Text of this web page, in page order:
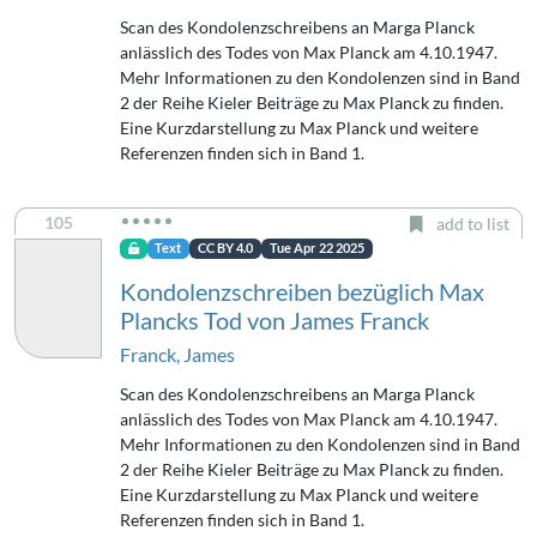
Scan des Kondolenzschreibens an Marga Planck
anlässlich des Todes von Max Planck am 4.10.1947.
Mehr Informationen zu den Kondolenzen sind in Band
2 der Reihe Kieler Beiträge zu Max Planck zu finden.
Eine Kurzdarstellung zu Max Planck und weitere
Referenzen finden sich in Band 1.
105 add to list
Text CC BY 4.0 Tue Apr 22 2025
Kondolenzschreiben bezüglich Max
Plancks Tod von James Franck
Franck, James
Scan des Kondolenzschreibens an Marga Planck
anlässlich des Todes von Max Planck am 4.10.1947.
Mehr Informationen zu den Kondolenzen sind in Band
2 der Reihe Kieler Beiträge zu Max Planck zu finden.
Eine Kurzdarstellung zu Max Planck und weitere
Referenzen finden sich in Band 1.